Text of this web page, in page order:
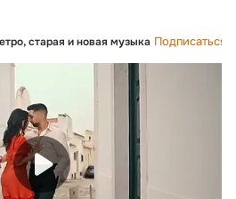
старая и новая музыка Подписаться